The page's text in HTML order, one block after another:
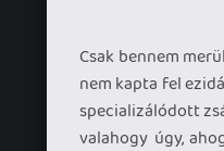
Csak bennem
nem kapta fel
specializálódott
valahogy úgy,